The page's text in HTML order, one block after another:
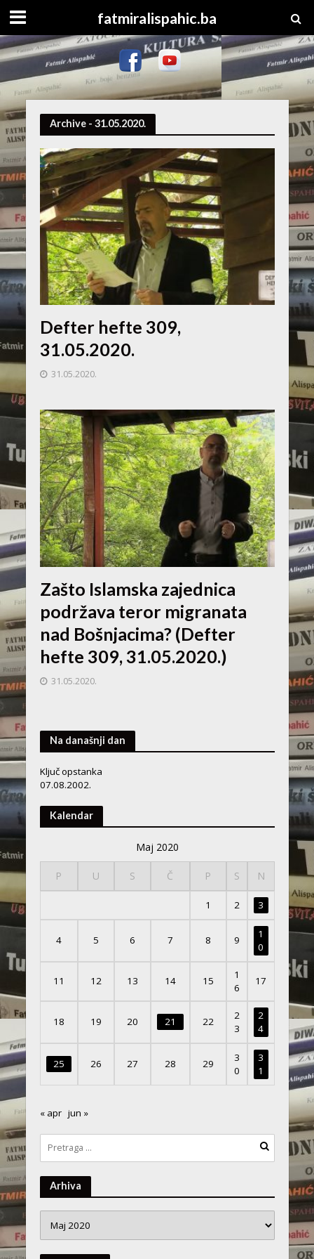
fatmiralispahic.ba
Archive - 31.05.2020.
Defter hefte 309,
31.05.2020.
31.05.2020.
Zašto Islamska zajednica
podržava teror migranata
nad Bošnjacima? (Defter
hefte 309, 31.05.2020.)
31.05.2020.
Na današnji dan
Ključ opstanka
07.08.2002.
Kalendar
Maj 2020
P U S Č P S N
1 2 3
4 5 6 7 8 9
1
0
11 12 13 14 15
1
6
17
18 19 20 21 22
2
3
2
4
25 26 27 28 29
3
0
3
1
« apr jun »
Arhiva